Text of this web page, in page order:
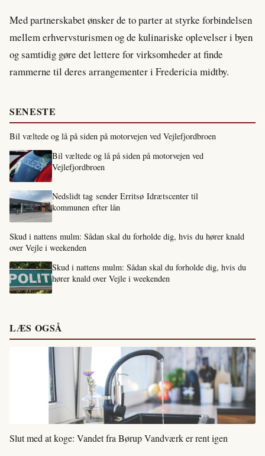
Med partnerskabet ønsker de to parter at styrke forbindelsen
mellem erhvervsturismen og de kulinariske oplevelser i byen
og samtidig gøre det lettere for virksomheder at finde
rammerne til deres arrangementer i Fredericia midtby.
SENESTE
Bil væltede og lå på siden på motorvejen ved Vejlefjordbroen
Bil væltede og lå på siden på motorvejen ved
Vejlefjordbroen
Nedslidt tag sender Erritsø Idrætscenter til
kommunen efter lån
Skud i nattens mulm: Sådan skal du forholde dig, hvis du hører knald
over Vejle i weekenden
Skud i nattens mulm: Sådan skal du forholde dig, hvis du
hører knald over Vejle i weekenden
LÆS OGSÅ
Slut med at koge: Vandet fra Børup Vandværk er rent igen